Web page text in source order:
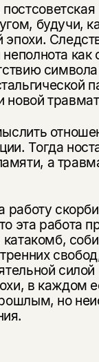
будучи,
эпохи.
как
Тогда
а
работу
эта работа
катакомб,
в каждом
но